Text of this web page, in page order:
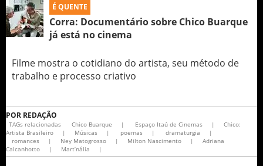
É QUENTE
Corra: Documentário sobre Chico Buarque
já está no cinema
Filme mostra o cotidiano do artista, seu método de
trabalho e processo criativo
POR REDAÇÃO
TAGs relacionadas Chico Buarque | Espaço Itaú de Cinemas |
Chico:
Artista Brasileiro
| Músicas | poemas | dramaturgia
|
romances
| Ney Matogrosso | Milton Nascimento |
Adriana
Calcanhotto
| Mart’nália |